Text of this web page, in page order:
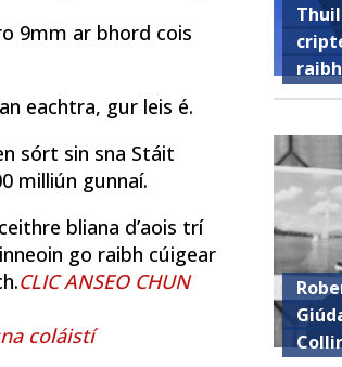
9mm ar bhord cois
eachtra, gur leis é.
sórt sin sna Stáit
milliún gunnaí.
bliana d’aois trí
go raibh cúigear
CLIC ANSEO CHUN
coláistí